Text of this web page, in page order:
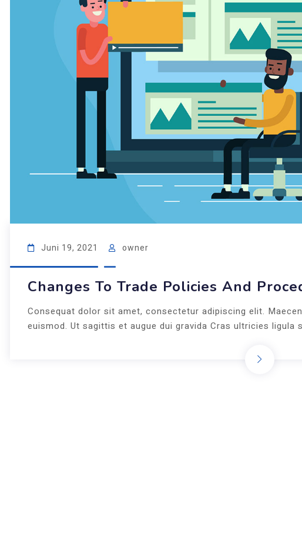
Juni 19, 2021 owner
Changes To Trade Policies And
Consequat dolor sit amet, consectetur adipiscing elit.
euismod. Ut sagittis et augue dui gravida Cras ultricies ligula